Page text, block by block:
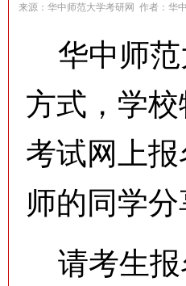
来源：华中师范大学考研网 作者：华
华中师范
方式，学
考试网上
师的同学
请考生报